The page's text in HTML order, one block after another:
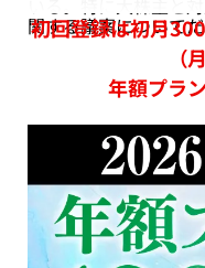
関する議案について
初回登録は初月
（
年額プラ